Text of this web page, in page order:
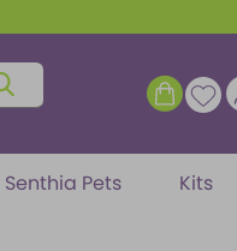
Senthia Pets Kits